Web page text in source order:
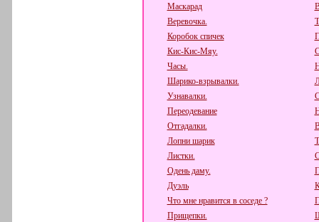
Маскарад
Веревочка.
Коробок спичек
Кис-Кис-Мяу.
Часы.
Шарико-взрывалки.
Узнавалки.
Переодевание
Отгадалки.
Лопни шарик
Листки.
Одень даму.
Дуэль
Что мне нравится в соседе ?
Прищепки.